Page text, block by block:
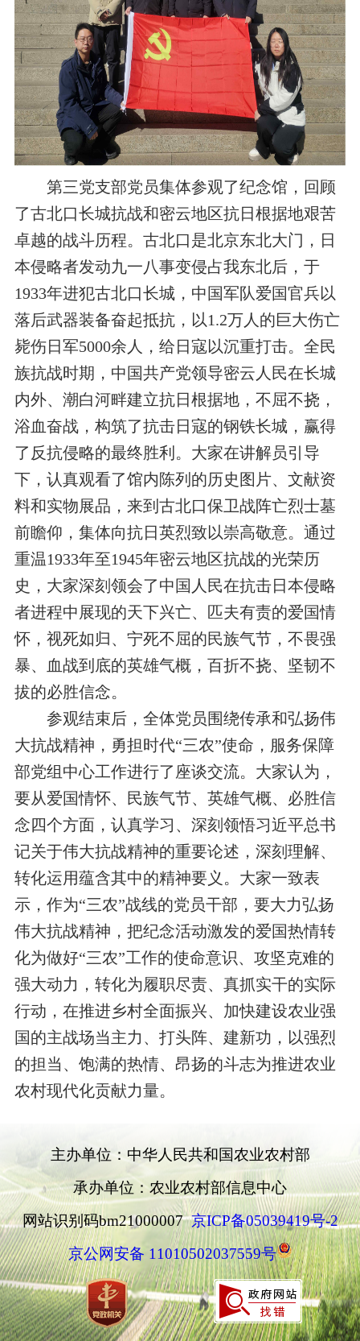
第三党支部党员集体参观了纪念馆，回顾
了古北口长城抗战和密云地区抗日根据地艰苦
卓越的战斗历程。古北口是北京东北大门，日
本侵略者发动九一八事变侵占我东北后，于
1933年进犯古北口长城，中国军队爱国官兵以
落后武器装备奋起抵抗，以1.2万人的巨大伤亡
毙伤日军5000余人，给日寇以沉重打击。全民
族抗战时期，中国共产党领导密云人民在长城
内外、潮白河畔建立抗日根据地，不屈不挠，
浴血奋战，构筑了抗击日寇的钢铁长城，赢得
了反抗侵略的最终胜利。大家在讲解员引导
下，认真观看了馆内陈列的历史图片、文献资
料和实物展品，来到古北口保卫战阵亡烈士墓
前瞻仰，集体向抗日英烈致以崇高敬意。通过
重温1933年至1945年密云地区抗战的光荣历
史，大家深刻领会了中国人民在抗击日本侵略
者进程中展现的天下兴亡、匹夫有责的爱国情
怀，视死如归、宁死不屈的民族气节，不畏强
暴、血战到底的英雄气概，百折不挠、坚韧不
拔的必胜信念。
参观结束后，全体党员围绕传承和弘扬伟
大抗战精神，勇担时代“三农”使命，服务保障
部党组中心工作进行了座谈交流。大家认为，
要从爱国情怀、民族气节、英雄气概、必胜信
念四个方面，认真学习、深刻领悟习近平总书
记关于伟大抗战精神的重要论述，深刻理解、
转化运用蕴含其中的精神要义。大家一致表
示，作为“三农”战线的党员干部，要大力弘扬
伟大抗战精神，把纪念活动激发的爱国热情转
化为做好“三农”工作的使命意识、攻坚克难的
强大动力，转化为履职尽责、真抓实干的实际
行动，在推进乡村全面振兴、加快建设农业强
国的主战场当主力、打头阵、建新功，以强烈
的担当、饱满的热情、昂扬的斗志为推进农业
农村现代化贡献力量。
主办单位：中华人民共和国农业农村部
承办单位：农业农村部信息中心
网站识别码bm21000007京ICP备05039419号-2
京公网安备 11010502037559号